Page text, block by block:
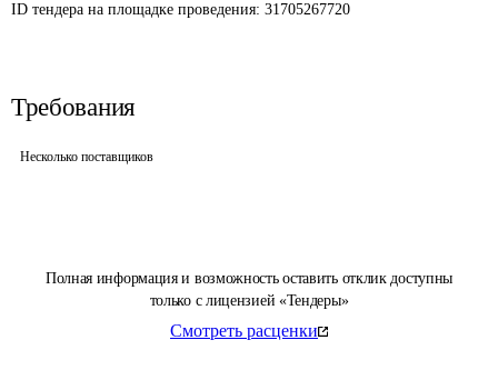
Полная информация и возможность оставить отклик доступны
только с лицензией «Тендеры»
Смотреть расценки
ID тендера на площадке проведения: 31705267720
Требования
Несколько поставщиков